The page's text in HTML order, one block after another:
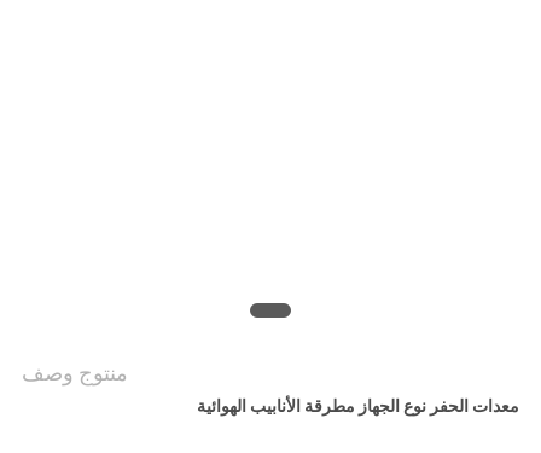
منتوج وصف
معدات الحفر نوع الجهاز مطرقة الأنابيب الهوائية